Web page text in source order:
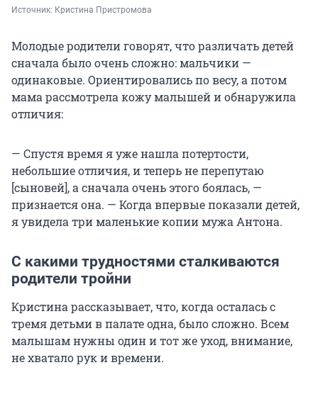
Источник: Кристина Пристромова
Молодые родители говорят, что различать детей
сначала было очень сложно: мальчики —
одинаковые. Ориентировались по весу, а потом
мама рассмотрела кожу малышей и обнаружила
отличия:
— Спустя время я уже нашла потертости,
небольшие отличия, и теперь не перепутаю
[сыновей], а сначала очень этого боялась, —
признается она. — Когда впервые показали детей,
я увидела три маленькие копии мужа Антона.
С какими трудностями сталкиваются
родители тройни
Кристина рассказывает, что, когда осталась с
тремя детьми в палате одна, было сложно. Всем
малышам нужны один и тот же уход, внимание,
не хватало рук и времени.